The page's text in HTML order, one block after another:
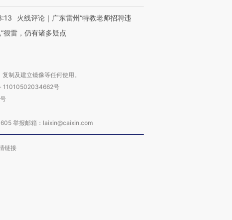
有意思的生活方式·第三对
住三大增长引擎是什么？
火线评论｜广东雷州“特教老师招聘违
很雷，仍有诸多疑点
制及建立镜像等任何使用。
11010502034662号
举报邮箱：laixin@caixin.com
链接